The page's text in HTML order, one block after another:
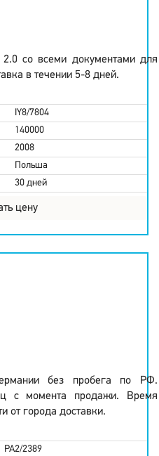
со всеми документами для
в течении 5-8 дней.
IY8/7804
140000
2008
Польша
30 дней
цену
без пробега по РФ.
с момента продажи. Время
от города доставки.
PA2/2389